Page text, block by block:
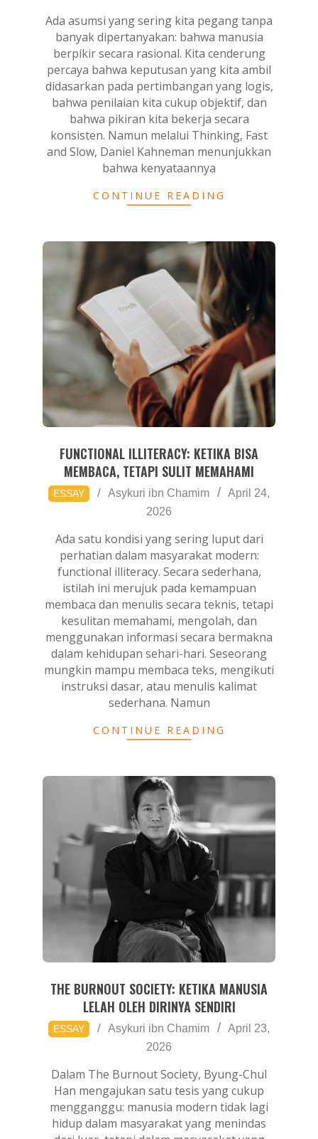
Ada asumsi yang sering kita pegang tanpa
banyak dipertanyakan: bahwa manusia
berpikir secara rasional. Kita cenderung
percaya bahwa keputusan yang kita ambil
didasarkan pada pertimbangan yang logis,
bahwa penilaian kita cukup objektif, dan
bahwa pikiran kita bekerja secara
konsisten. Namun melalui Thinking, Fast
and Slow, Daniel Kahneman menunjukkan
bahwa kenyataannya
CONTINUE READING
FUNCTIONAL ILLITERACY: KETIKA BISA
MEMBACA, TETAPI SULIT MEMAHAMI
2026-
04-
ESSAY Asykuri ibn Chamim
April 24,
2026
Ada satu kondisi yang sering luput dari
perhatian dalam masyarakat modern:
functional illiteracy. Secara sederhana,
istilah ini merujuk pada kemampuan
membaca dan menulis secara teknis, tetapi
kesulitan memahami, mengolah, dan
menggunakan informasi secara bermakna
dalam kehidupan sehari-hari. Seseorang
mungkin mampu membaca teks, mengikuti
instruksi dasar, atau menulis kalimat
sederhana. Namun
CONTINUE READING
THE BURNOUT SOCIETY: KETIKA MANUSIA
LELAH OLEH DIRINYA SENDIRI
2026-
04-
ESSAY Asykuri ibn Chamim
April 23,
2026
Dalam The Burnout Society, Byung-Chul
Han mengajukan satu tesis yang cukup
mengganggu: manusia modern tidak lagi
hidup dalam masyarakat yang menindas